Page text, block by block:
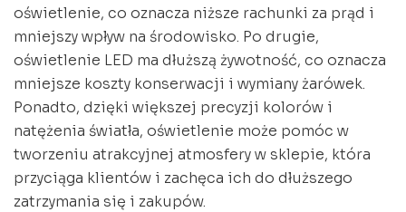
oświetlenie, co oznacza niższe rachunki za prąd i
mniejszy wpływ na środowisko. Po drugie,
oświetlenie LED ma dłuższą żywotność, co oznacza
mniejsze koszty konserwacji i wymiany żarówek.
Ponadto, dzięki większej precyzji kolorów i
natężenia światła, oświetlenie może pomóc w
tworzeniu atrakcyjnej atmosfery w sklepie, która
przyciąga klientów i zachęca ich do dłuższego
zatrzymania się i zakupów.